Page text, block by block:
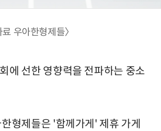
료 우아한형제들〉
에 선한 영향력을 전파하는 중소
형제들은 '함께가게' 제휴 가게